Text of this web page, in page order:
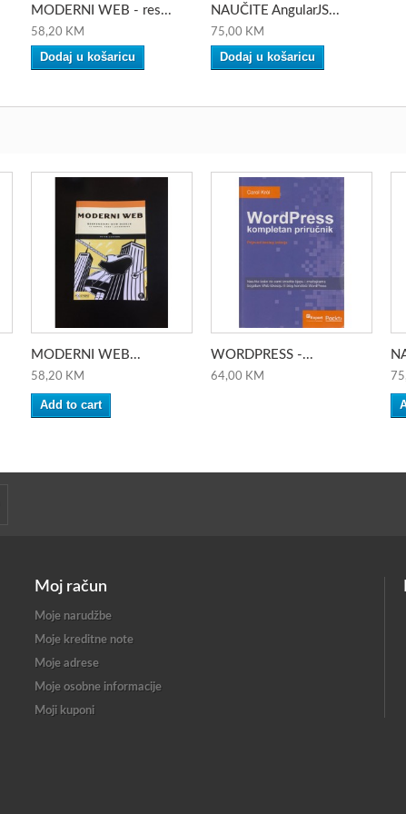
MODERNI WEB - res...
58,20 KM
Dodaj u košaricu
NAUČITE AngularJS...
75,00 KM
Dodaj u košaricu
MODERNI WEB...
58,20 KM
Add to cart
WORDPRESS -...
64,00 KM
Moj račun
Moje narudžbe
Moje kreditne note
Moje adrese
Moje osobne informacije
Moji kuponi